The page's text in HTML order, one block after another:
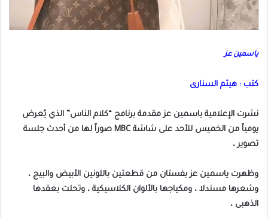
ياسمين عز
كتب : هيثم السنارى
نشرت الإعلامية ياسمين عز مقدمة برنامج “كلام الناس” الذي يُعرض
يومياً من الخميس للأحد على شاشة MBC صوراً لها من أحدث جلسة
تصوير ،
وظهرت ياسمين عز بفستان من قطعتين باللونين الأبيض والبيج ،
وشعرها مسندلا ، ومكياجها بالألوان الكلاسيكية ، وتحلت بعقدها
الذهبى ،